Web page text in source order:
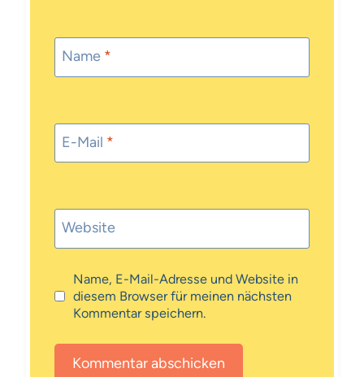
Name *
E-Mail *
Website
Name, E-Mail-Adresse und Website in
diesem Browser für meinen nächsten
Kommentar speichern.